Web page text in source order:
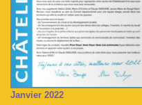
Janvier 2022